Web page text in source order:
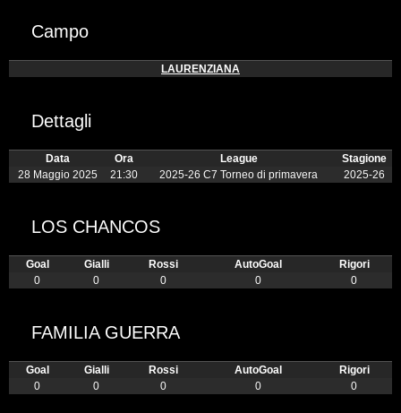
Campo
LAURENZIANA
Dettagli
Data Ora League
Stagione
28 Maggio 2025
21:30 2025-26 C7 Torneo di primavera 2025-26
LOS CHANCOS
Goal Gialli Rossi AutoGoal
Rigori
0
0 0 0 0
FAMILIA GUERRA
Goal Gialli Rossi AutoGoal
Rigori
0
0 0 0 0